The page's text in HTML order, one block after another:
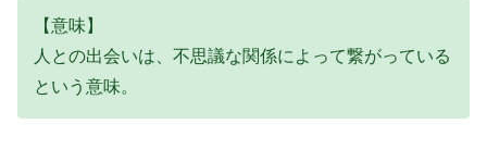
【意味】
人との出会いは、不思議な関係によって繋がっている
という意味。